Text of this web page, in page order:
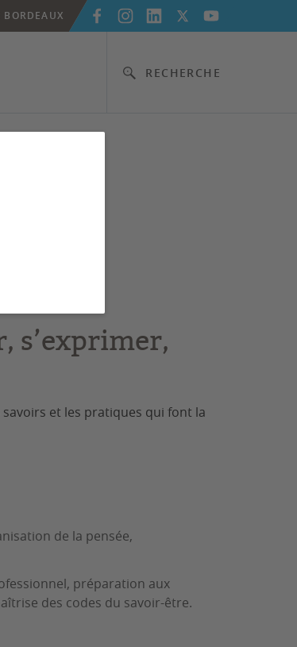
RECHERCHE
BORDEAUX
s’exprimer,
et les pratiques qui font la
de la pensée,
préparation aux
des codes du savoir-être.